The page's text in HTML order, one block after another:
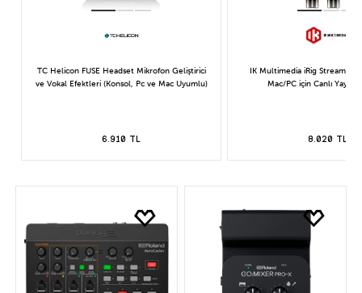
TC Helicon FUSE Headset Mikrofon Geliştirici
ve Vokal Efektleri (Konsol, Pc ve Mac Uyumlu)
6.910 TL
IK Multimedia iRig Stream
Mac/PC için Canlı Yayın
8.020 TL